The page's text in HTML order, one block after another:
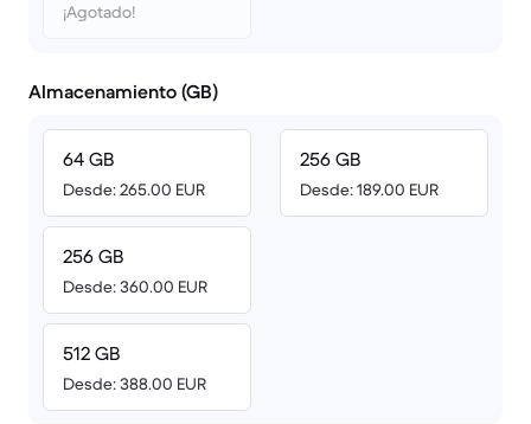
¡Agotado!
Almacenamiento (GB)
64 GB
Desde: 265.00 EUR
256 GB
Desde: 360.00 EUR
512 GB
Desde: 388.00 EUR
256 GB
Desde: 189.00 EUR